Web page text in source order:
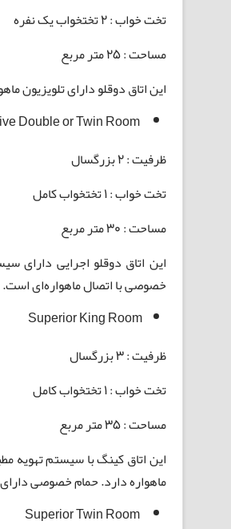
تخت خواب : 2 تختخواب یک نفره
مساحت : 25 متر مربع
این اتاق دوقلو دارای تلویزیون
Executive Double or Twin Room
ظرفیت : 2 بزرگسال
تخت خواب : 1 تختخواب کامل
مساحت : 30 متر مربع
خصوصی با اتصال ماهواره‌ای
Superior King Room
ظرفیت : 3 بزرگسال
تخت خواب : 1 تختخواب کامل
مساحت : 35 متر مربع
ماهواره دارد. حمام خصوصی
Superior Twin Room